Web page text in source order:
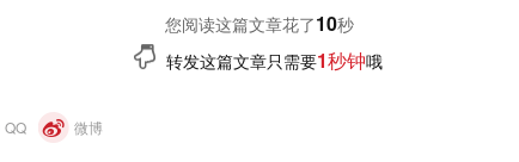
您阅读这篇文章花了11秒
转发这篇文章只需要1秒钟哦
QQ 微博